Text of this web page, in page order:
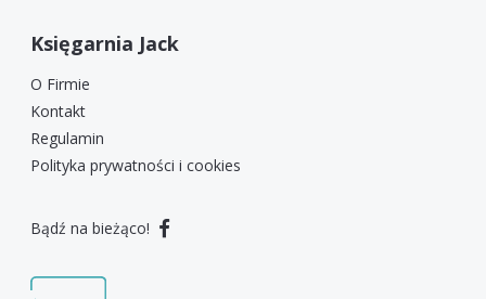
Księgarnia Jack
O Firmie
Kontakt
Regulamin
Polityka prywatności i cookies
Bądź na bieżąco!